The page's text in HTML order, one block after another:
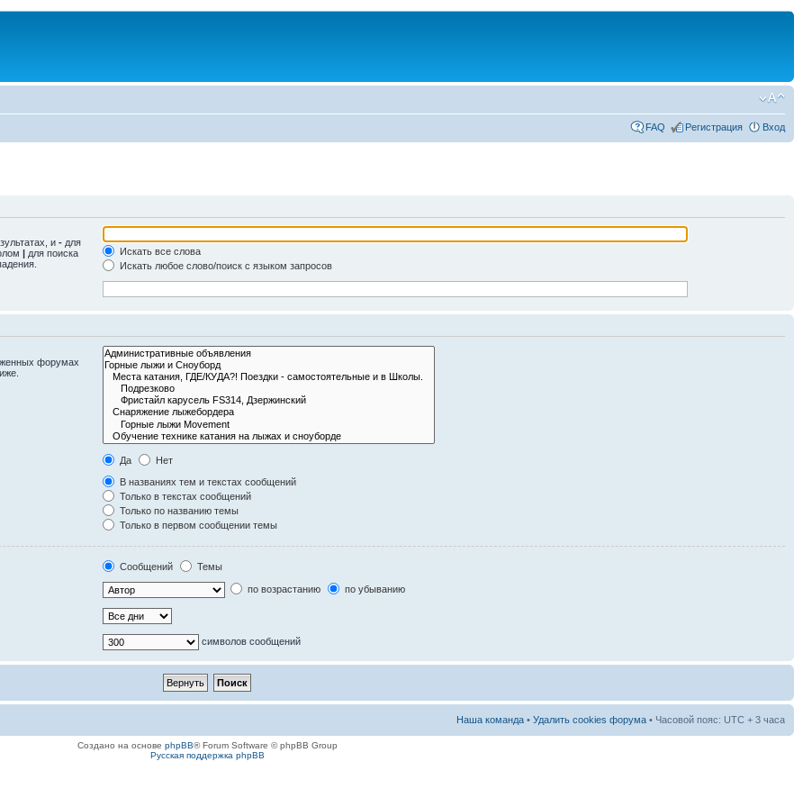
FAQ Регистрация Вход
и - для
| для поиска
Искать все слова
Искать любое слово/поиск с языком запросов
форумах
Да
Нет
В названиях тем и текстах сообщений
Только в текстах сообщений
Только по названию темы
Только в первом сообщении темы
Сообщений
Темы
по возрастанию по убыванию
символов сообщений
Наша команда • Удалить cookies форума • Часовой пояс: UTC + 3 часа
Создано на основе phpBB® Forum Software © phpBB Group
Русская поддержка phpBB